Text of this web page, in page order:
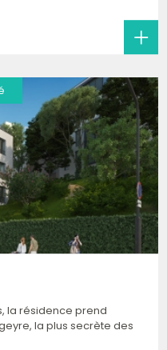
la résidence prend
la plus secrète des